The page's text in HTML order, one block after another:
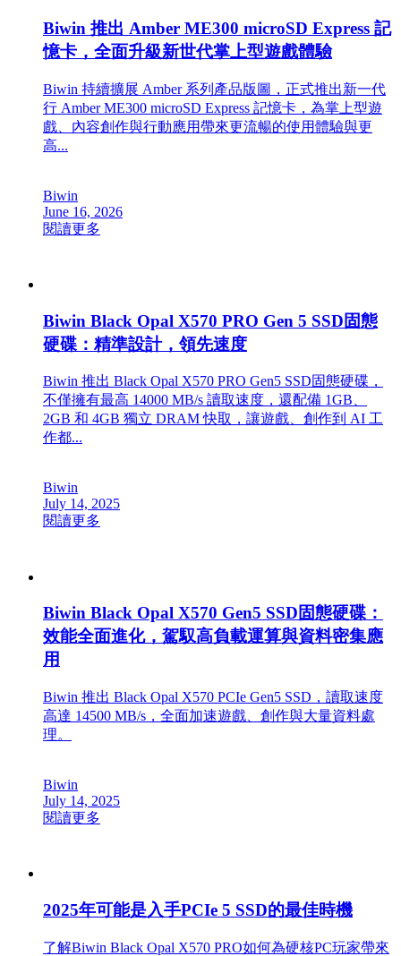
Biwin 推出 Amber ME300 microSD Express 記
憶卡，全面升級新世代掌上型遊戲體驗
Biwin 持續擴展 Amber 系列產品版圖，正式推出新一代
行 Amber ME300 microSD Express 記憶卡，為掌上型遊
戲、內容創作與行動應用帶來更流暢的使用體驗與更
高...
Biwin
June 16, 2026
閱讀更多
Biwin Black Opal X570 PRO Gen 5 SSD固態
硬碟：精準設計，領先速度
Biwin 推出 Black Opal X570 PRO Gen5 SSD固態硬碟，
不僅擁有最高 14000 MB/s 讀取速度，還配備 1GB、
2GB 和 4GB 獨立 DRAM 快取，讓遊戲、創作到 AI 工
作都...
Biwin
July 14, 2025
閱讀更多
Biwin Black Opal X570 Gen5 SSD固態硬碟：
效能全面進化，駕馭高負載運算與資料密集應
用
Biwin 推出 Black Opal X570 PCIe Gen5 SSD，讀取速度
高達 14500 MB/s，全面加速遊戲、創作與大量資料處
理。
Biwin
July 14, 2025
閱讀更多
2025年可能是入手PCIe 5 SSD的最佳時機
了解Biwin Black Opal X570 PRO如何為硬核PC玩家帶來